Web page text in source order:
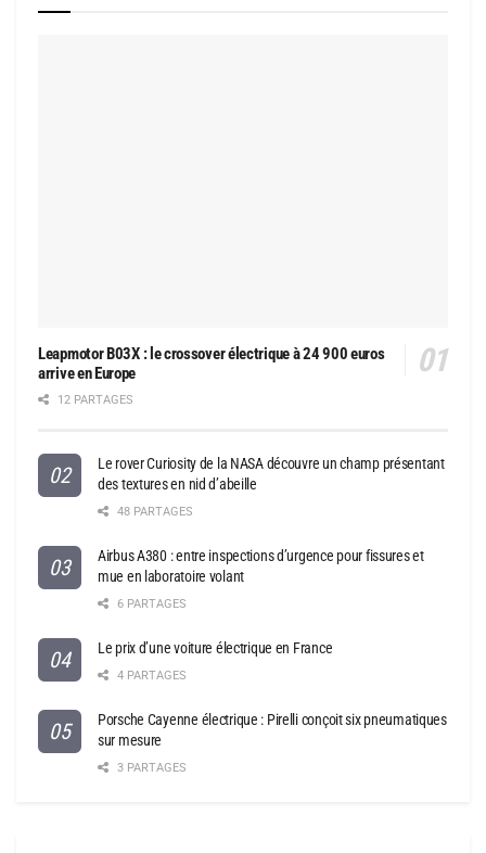
Leapmotor B03X : le crossover électrique à 24 900 euros
arrive en Europe
12 PARTAGES
Le rover Curiosity de la NASA découvre un champ présentant
des textures en nid d’abeille
48 PARTAGES
Airbus A380 : entre inspections d’urgence pour fissures et
mue en laboratoire volant
6 PARTAGES
Le prix d’une voiture électrique en France
4 PARTAGES
Porsche Cayenne électrique : Pirelli conçoit six pneumatiques
sur mesure
3 PARTAGES